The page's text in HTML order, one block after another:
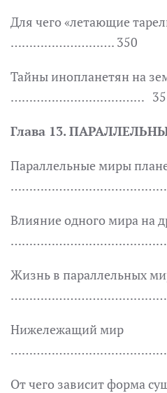
Для чего «летающие
………………………. 350
Тайны инопланетян на
………………………………
Глава 13.
Параллельные миры
Влияние одного мира на
Жизнь в параллельных
Нижележащий мир
От чего зависит форма